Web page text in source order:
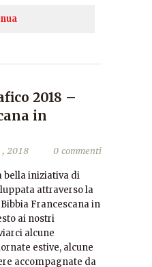
2018 –
in
, 2018 0 commenti
bella iniziativa di
attraverso la
Francescana in
ai nostri
alcune
estive, alcune
accompagnate da